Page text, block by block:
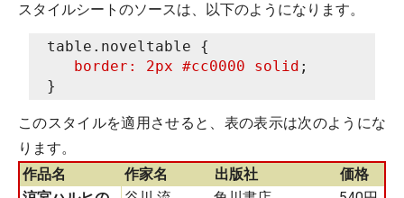
スタイルシートのソースは、以下のようになります。
table.noveltable {
border : 2px #cc0000 solid ;
}
このスタイルを適用させると、表の表示は次のようにな
ります。
作品名
作家名 出版社 価格